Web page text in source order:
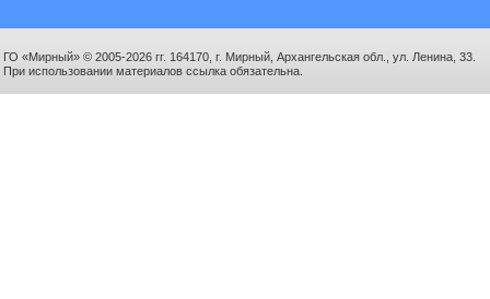
ГО «Мирный» © 2005-2026 гг. 164170, г. Мирный, Архангельская обл., ул. Ленина, 33.
При использовании материалов ссылка обязательна.